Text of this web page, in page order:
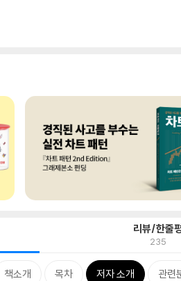
리뷰/한줄
235
책소개 목차 저자 소개 관련